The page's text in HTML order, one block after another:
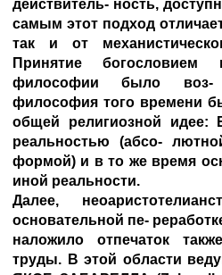
действитель- ность,
самым этот подход
так и от
Принятие богословием
философии было воз-
философия того времени
общей религиозной идее:
реальностью (абсо-
формой) и в то же время
иной реальности.
Далее,
основательной пе-
наложило отпечаток
труды. В этой области